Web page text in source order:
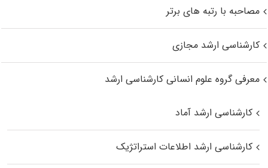
مصاحبه با رتبه های برتر
کارشناسی ارشد مجازی
معرفی گروه علوم انسانی کارشناسی ارشد
کارشناسی ارشد آماد
کارشناسی ارشد اطلاعات استراتژیک